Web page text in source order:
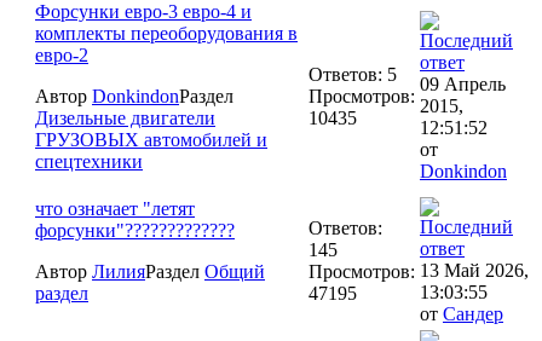
Форсунки евро-3 евро-4 и
комплекты переоборудования в
евро-2
Автор DonkindonРаздел
Дизельные двигатели
ГРУЗОВЫХ автомобилей и
спецтехники
Ответов: 5
Просмотров:
10435
09 Апрель
2015,
12:51:52
от
Donkindon
что означает "летят
форсунки"?????????????
Автор ЛилияРаздел Общий
раздел
Ответов:
145
Просмотров:
47195
13 Май 2026,
13:03:55
от Сандер